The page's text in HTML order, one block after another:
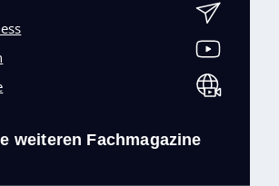
weiteren Fachmagazine